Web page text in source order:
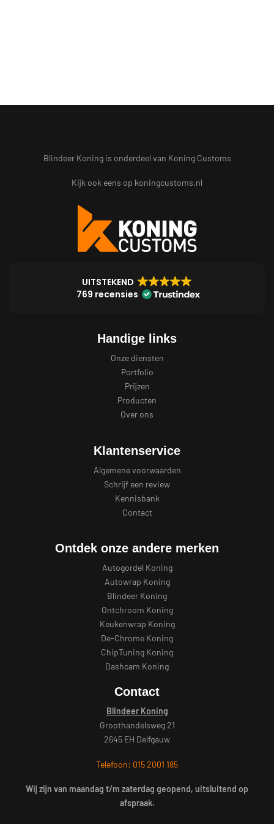
Blindeer Koning is onderdeel van Koning Customs
Kijk ook eens op koningcustoms.nl
UITSTEKEND
769 recensies
Handige links
Onze diensten
Portfolio
Prijzen
Producten
Over ons
Klantenservice
Algemene voorwaarden
Schrijf een review
Kennisbank
Contact
Ontdek onze andere merken
Autogordel Koning
Autowrap Koning
Blindeer Koning
Ontchroom Koning
Keukenwrap Koning
De-Chrome Koning
ChipTuning Koning
Dashcam Koning
Contact
Blindeer Koning
Groothandelsweg 21
2645 EH Delfgauw
Telefoon: 015 2001 185
Wij zijn van maandag t/m zaterdag geopend, uitsluitend op
afspraak.